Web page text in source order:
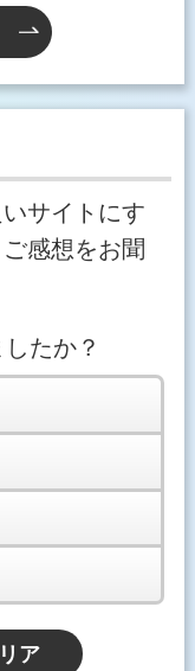
サイトにす
感想をお聞
たか？